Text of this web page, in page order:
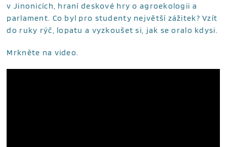
v Jinonicích, hraní deskové hry o agroekologii a
parlament. Co byl pro studenty největší zážitek? Vzít
do ruky rýč, lopatu a vyzkoušet si, jak se oralo kdysi.
Mrkněte na video.